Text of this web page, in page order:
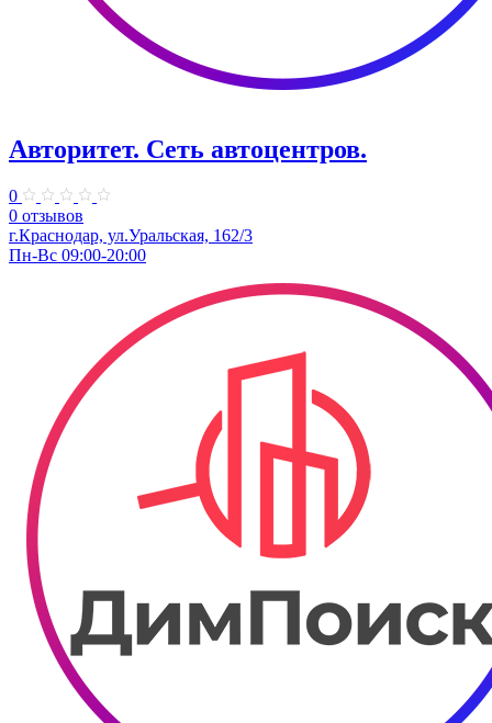
Авторитет. ​Сеть автоцентров.
0
0 отзывов
г.Краснодар, ул.Уральская, 162/3
Пн-Вс 09:00-20:00